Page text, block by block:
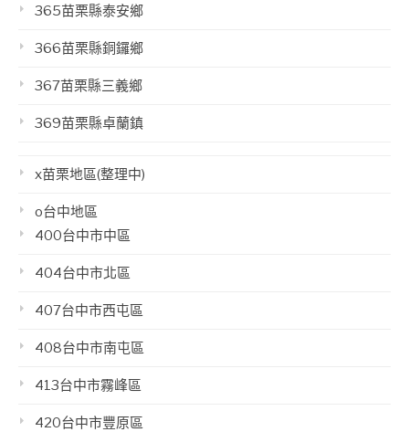
365苗栗縣泰安鄉
366苗栗縣銅鑼鄉
367苗栗縣三義鄉
369苗栗縣卓蘭鎮
x苗栗地區(整理中)
o台中地區
400台中市中區
404台中市北區
407台中市西屯區
408台中市南屯區
413台中市霧峰區
420台中市豐原區